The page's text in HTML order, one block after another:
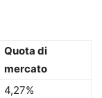
Quota di
mercato
4,27%